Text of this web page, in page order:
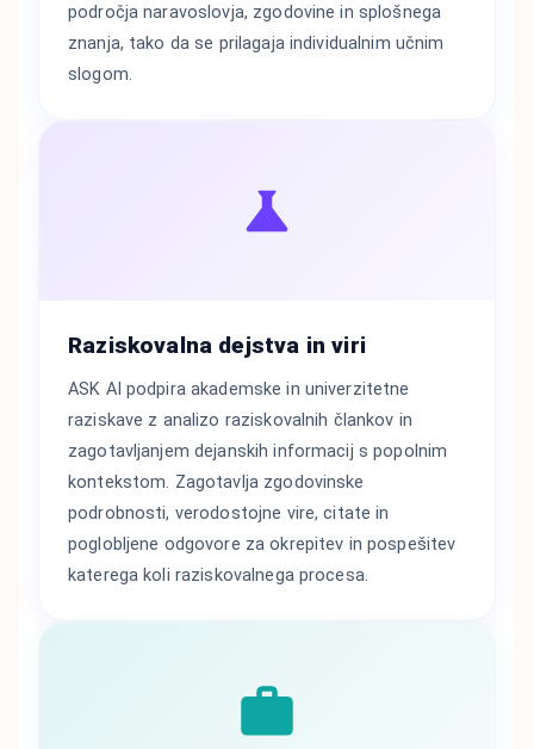
področja naravoslovja, zgodovine in splošnega
znanja, tako da se prilagaja individualnim učnim
slogom.
Raziskovalna dejstva in viri
ASK AI podpira akademske in univerzitetne
raziskave z analizo raziskovalnih člankov in
zagotavljanjem dejanskih informacij s popolnim
kontekstom. Zagotavlja zgodovinske
podrobnosti, verodostojne vire, citate in
poglobljene odgovore za okrepitev in pospešitev
katerega koli raziskovalnega procesa.